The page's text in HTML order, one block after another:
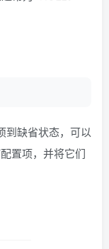
到缺省状态，可以
置项，并将它们